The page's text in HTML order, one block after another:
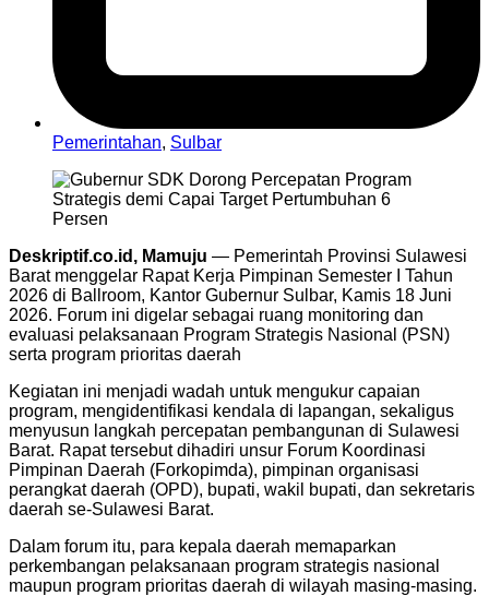
Pemerintahan, Sulbar
Deskriptif.co.id, Mamuju — Pemerintah Provinsi Sulawesi
Barat menggelar Rapat Kerja Pimpinan Semester I Tahun
2026 di Ballroom, Kantor Gubernur Sulbar, Kamis 18 Juni
2026. Forum ini digelar sebagai ruang monitoring dan
evaluasi pelaksanaan Program Strategis Nasional (PSN)
serta program prioritas daerah
Kegiatan ini menjadi wadah untuk mengukur capaian
program, mengidentifikasi kendala di lapangan, sekaligus
menyusun langkah percepatan pembangunan di Sulawesi
Barat. Rapat tersebut dihadiri unsur Forum Koordinasi
Pimpinan Daerah (Forkopimda), pimpinan organisasi
perangkat daerah (OPD), bupati, wakil bupati, dan sekretaris
daerah se-Sulawesi Barat.
Dalam forum itu, para kepala daerah memaparkan
perkembangan pelaksanaan program strategis nasional
maupun program prioritas daerah di wilayah masing-masing.